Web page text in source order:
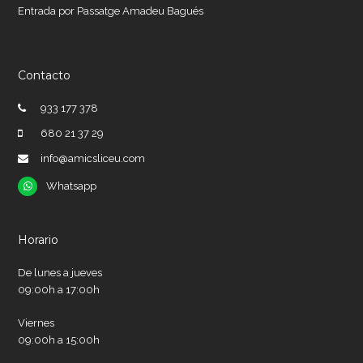
Entrada por Passatge Amadeu Bagués
Contacto
933 177 378
680 21 37 29
info@amicsliceu.com
Whatsapp
Whatsapp
Horario
De lunes a jueves
09:00h a 17:00h
Viernes
09:00h a 15:00h